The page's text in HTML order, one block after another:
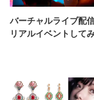
バーチャルライブ配
リアルイベントして